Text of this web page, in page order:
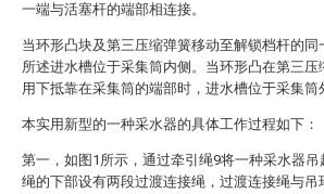
一端与活塞杆的端部相连接。
当环形凸块及第三压缩弹簧移动至解锁档杆的同
所述进水槽位于采集筒内侧。当环形凸在第三压
用下抵靠在采集筒的端部时，进水槽位于采集筒
本实用新型的一种采水器的具体工作过程如下：
第一，如图1所示，通过牵引绳9将一种采水器吊
绳的下部设有两段过渡连接绳，过渡连接绳与吊